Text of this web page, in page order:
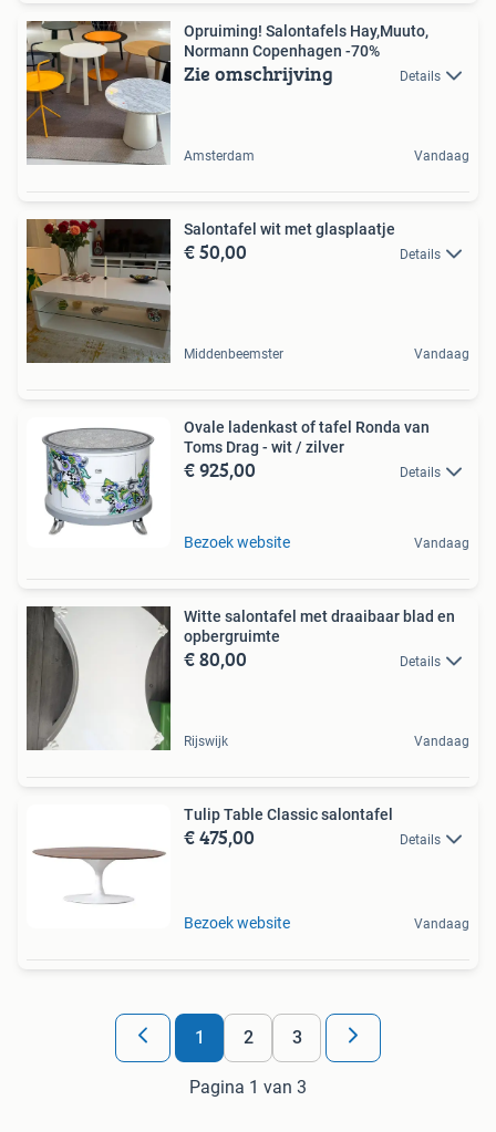
Opruiming! Salontafels Hay,Muuto,
Normann Copenhagen -70%
Zie omschrijving Details
Amsterdam Vandaag
Salontafel wit met glasplaatje
€ 50,00 Details
Middenbeemster Vandaag
Ovale ladenkast of tafel Ronda van
Toms Drag - wit / zilver
€ 925,00 Details
Bezoek website Vandaag
Witte salontafel met draaibaar blad en
opbergruimte
€ 80,00 Details
Rijswijk Vandaag
Tulip Table Classic salontafel
€ 475,00 Details
Bezoek website Vandaag
1 2 3
Pagina 1 van 3